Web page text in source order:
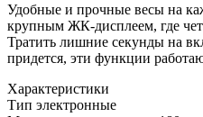
Удобные и прочные весы на
крупным ЖК-дисплеем, где
Тратить лишние секунды на
придется, эти функции
Характеристики
Тип электронные